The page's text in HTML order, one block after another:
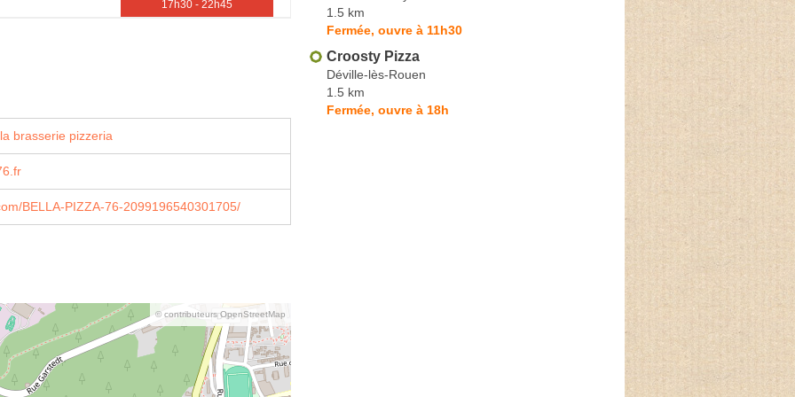
17h30 - 22h45
brasserie pizzeria
BELLA-PIZZA-76-2099196540301705/
© contributeurs OpenStreetMap
1.5 km
Fermée, ouvre à 11h30
Croosty Pizza
Déville-lès-Rouen
1.5 km
Fermée, ouvre à 18h